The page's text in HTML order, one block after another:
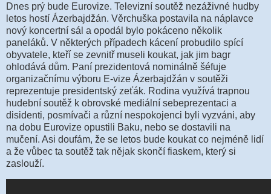
Dnes prý bude Eurovize. Televizní soutěž nezáživné hudby
letos hostí Ázerbajdžán. Věrchuška postavila na náplavce
nový koncertní sál a opodál bylo pokáceno několik
paneláků. V některých případech kácení probudilo spící
obyvatele, kteří se zevnitř museli koukat, jak jim bagr
ohlodává dům. Paní prezidentová nominálně šéfuje
organizačnímu výboru E-vize Ázerbajdžán v soutěži
reprezentuje presidentský zeťák. Rodina využívá trapnou
hudební soutěž k obrovské mediální sebeprezentaci a
disidenti, posmívači a různí nespokojenci byli vyzváni, aby
na dobu Eurovize opustili Baku, nebo se dostavili na
mučení. Asi doufám, že se letos bude koukat co nejméně lidí
a že vůbec ta soutěž tak nějak skončí fiaskem, který si
zaslouží.